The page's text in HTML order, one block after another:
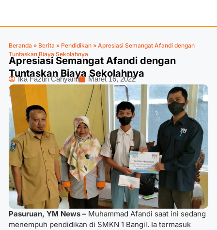
Beranda » Berita » Pendidikan » Apresiasi Semangat Afandi dengan
Tuntaskan Biaya Sekolahnya
Apresiasi Semangat Afandi dengan
Tuntaskan Biaya Sekolahnya
Ika Faztin Cahyanti Maret 16, 2022
Pasuruan, YM News – Muhammad Afandi saat ini sedang
menempuh pendidikan di SMKN 1 Bangil. Ia termasuk